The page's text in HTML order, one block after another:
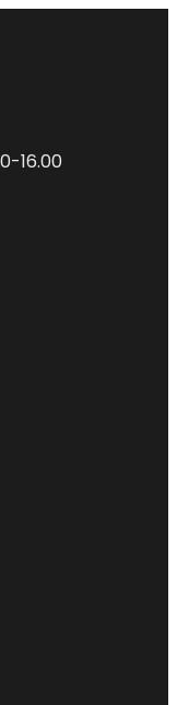
16.00